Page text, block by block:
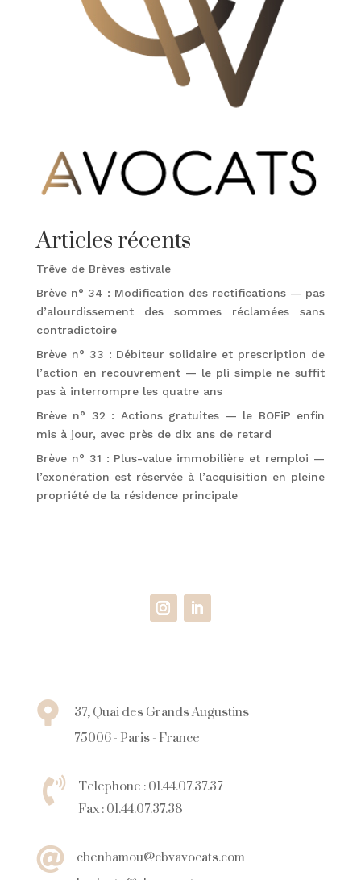
Articles récents
Trêve de Brèves estivale
Brève n° 34 : Modification des rectifications — pas
d’alourdissement des sommes réclamées sans
contradictoire
Brève n° 33 : Débiteur solidaire et prescription de
l’action en recouvrement — le pli simple ne suffit
pas à interrompre les quatre ans
Brève n° 32 : Actions gratuites — le BOFiP enfin
mis à jour, avec près de dix ans de retard
Brève n° 31 : Plus-value immobilière et remploi —
l’exonération est réservée à l’acquisition en pleine
propriété de la résidence principale

37, Quai des Grands Augustins
75006 - Paris - France
 Telephone :01.44.07.37.37
Fax :01.44.07.37.38
 cbenhamou@cbvavocats.com